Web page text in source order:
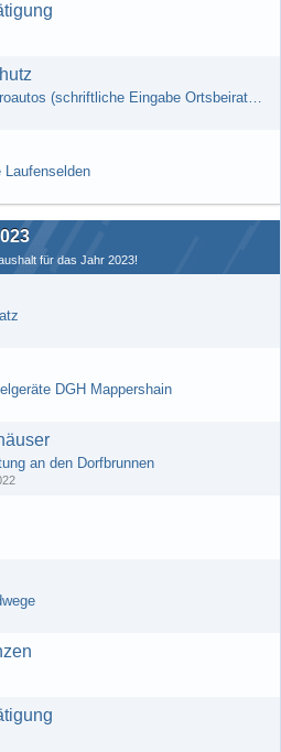
07. Ladeinfrastruktur Elektroautos (schriftliche Eingabe Ortsbeirat Kemel)
Laufenselden
für das Jahr 2023!
DGH Mappershain
an den Dorfbrunnen